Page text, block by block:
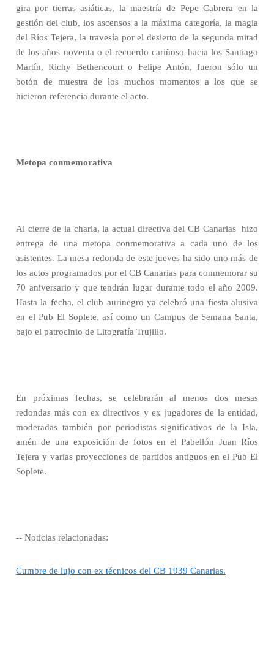
gira por tierras asiáticas, la maestría de Pepe Cabrera en la
gestión del club, los ascensos a la máxima categoría, la magia
del Ríos Tejera, la travesía por el desierto de la segunda mitad
de los años noventa o el recuerdo cariñoso hacia los Santiago
Martín, Richy Bethencourt o Felipe Antón, fueron sólo un
botón de muestra de los muchos momentos a los que se
hicieron referencia durante el acto.
Metopa conmemorativa
Al cierre de la charla, la actual directiva del CB Canarias hizo
entrega de una metopa conmemorativa a cada uno de los
asistentes. La mesa redonda de este jueves ha sido uno más de
los actos programados por el CB Canarias para conmemorar su
70 aniversario y que tendrán lugar durante todo el año 2009.
Hasta la fecha, el club aurinegro ya celebró una fiesta alusiva
en el Pub El Soplete, así como un Campus de Semana Santa,
bajo el patrocinio de Litografía Trujillo.
En próximas fechas, se celebrarán al menos dos mesas
redondas más con ex directivos y ex jugadores de la entidad,
moderadas también por periodistas significativos de la Isla,
amén de una exposición de fotos en el Pabellón Juan Ríos
Tejera y varias proyecciones de partidos antiguos en el Pub El
Soplete.
-- Noticias relacionadas:
Cumbre de lujo con ex técnicos del CB 1939 Canarias.